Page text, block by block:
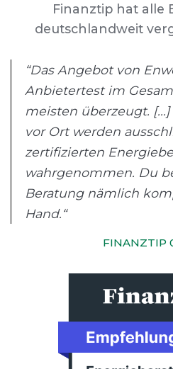
Finanztip hat alle
deutschlandweit
“Das Angebot von
Anbietertest im
meisten überzeugt.
vor Ort werden
zertifizierten
wahrgenommen. Du
Beratung nämlich
Hand.“
FINANZTIP